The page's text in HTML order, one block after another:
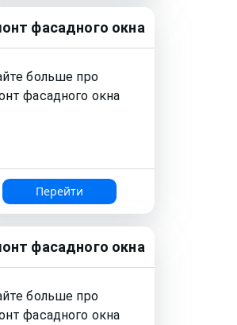
фасадного окна
больше про
фасадного окна
Перейти
фасадного окна
больше про
фасадного окна